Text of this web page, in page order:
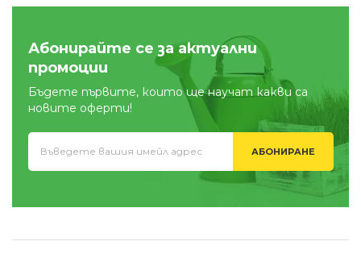
Абонирайте се за актуални
промоции
Бъдете първите, които ще научат какви са
новите оферти!
АБОНИРАНЕ